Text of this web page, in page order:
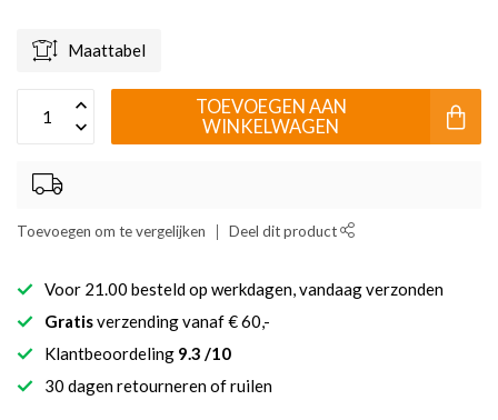
Maattabel
TOEVOEGEN AAN
WINKELWAGEN
Toevoegen om te vergelijken Deel dit product
Voor 21.00 besteld op werkdagen, vandaag verzonden
Gratisverzending vanaf € 60,-
Klantbeoordeling 9.3 /10
30 dagen retourneren of ruilen